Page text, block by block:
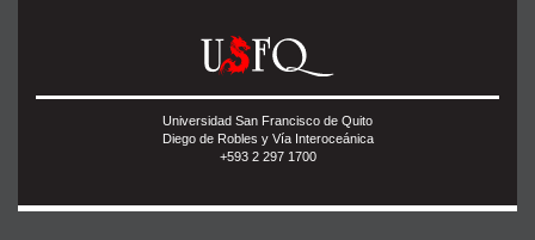
Universidad San Francisco de Quito
Diego de Robles y Vía Interoceánica
+593 2 297 1700